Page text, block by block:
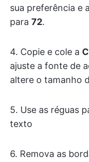
sua preferência e
para 72.
4. Copie e cole a
ajuste a fonte de
altere o tamanho
5. Use as réguas
texto
6. Remova as